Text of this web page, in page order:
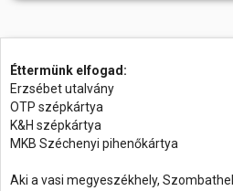
Éttermünk elfogad:
Erzsébet utalvány
OTP szépkártya
K&H szépkártya
MKB Széchenyi pihenőkártya
Aki a vasi megyeszékhely,